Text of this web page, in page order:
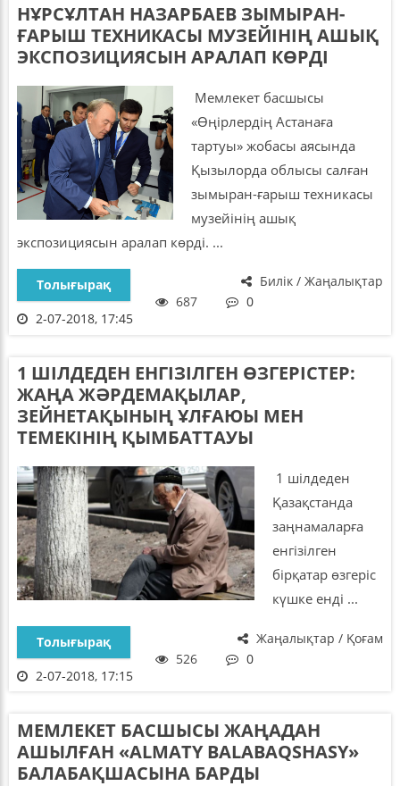
НҰРСҰЛТАН НАЗАРБАЕВ ЗЫМЫРАН-
ҒАРЫШ ТЕХНИКАСЫ МУЗЕЙІНІҢ АШЫҚ
ЭКСПОЗИЦИЯСЫН АРАЛАП КӨРДІ
Мемлекет басшысы
«Өңірлердің Астанаға
тартуы» жобасы аясында
Қызылорда облысы салған
зымыран-ғарыш техникасы
музейінің ашық
экспозициясын аралап көрді. ...
Билік / Жаңалықтар
Толығырақ
687
0
2-07-2018, 17:45
1 ШІЛДЕДЕН ЕНГІЗІЛГЕН ӨЗГЕРІСТЕР:
ЖАҢА ЖӘРДЕМАҚЫЛАР,
ЗЕЙНЕТАҚЫНЫҢ ҰЛҒАЮЫ МЕН
ТЕМЕКІНІҢ ҚЫМБАТТАУЫ
1 шілдеден
Қазақстанда
заңнамаларға
енгізілген
бірқатар өзгеріс
күшке енді ...
Жаңалықтар / Қоғам
Толығырақ
526
0
2-07-2018, 17:15
МЕМЛЕКЕТ БАСШЫСЫ ЖАҢАДАН
АШЫЛҒАН «ALMATY BALABAQSHASY»
БАЛАБАҚШАСЫНА БАРДЫ